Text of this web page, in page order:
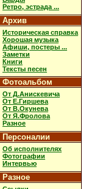
Ретро, эстрада ...
Архив
Историческая справка
Хорошая музыка
Афиши, постеры ...
Заметки
Книги
Тексты песен
Фотоальбом
От Д.Анискевича
От Е.Гиршева
От В.Окунева
От Я.Фролова
Разное
Персоналии
Об исполнителях
Фотографии
Интервью
Разное